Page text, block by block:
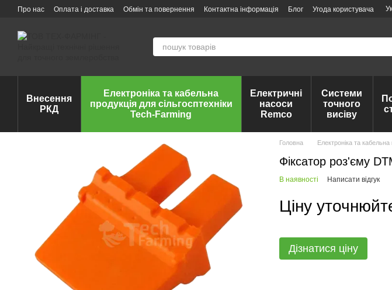
Перейти до основного контенту
Про нас Оплата і доставка Обмін та повернення Контактна інформація Блог Угода користувача
Внесення
РКД
Електроніка та кабельна
продукція для сільгосптехніки
Tech-Farming
Електричні
насоси
Remco
Системи
точного
висіву
Головна Електроніка та
Фіксатор роз'єму
В наявності Написати відгук
Ціну
Дізнатися ціну